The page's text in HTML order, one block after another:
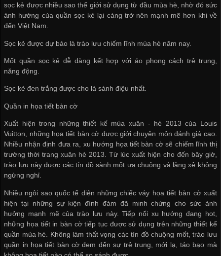
sọc kẻ được nhiều sao thế giới sử dụng từ đầu mùa hè, nhờ đó sức
ảnh hưởng của quần sọc kẻ lại càng trở nên mạnh mẽ hơn khi về
đến Việt Nam.
Sọc kẻ được dự báo là trào lưu chiếm lĩnh mùa hè năm nay.
Mốt quần sọc kẻ dễ dàng kết hợp với áo phong cách trẻ trung,
năng động.
Sọc kẻ đen trắng được cho là sành điệu nhất.
Quần in họa tiết bàn cờ
Xuất hiện trong những thiết kế mùa xuân - hè 2013 của Louis
Vuitton, những họa tiết bàn cờ được giới chuyên môn đánh giá cao.
Nhiều nhận định đưa ra, xu hướng họa tiết bàn cờ sẽ chiếm lĩnh thị
trường thời trang xuân hè 2013. Từ lúc xuất hiện cho đến bây giờ,
trào lưu này được các tín đồ sành mốt ưa chuộng và lăng xê không
ngừng nghỉ.
Nhiều ngôi sao quốc tế diện những chiếc váy họa tiết bàn cờ xuất
hiện tại những sự kiện đình đám đã minh chứng cho sức ảnh
hưởng mạnh mẽ của trào lưu này. Tiếp nối xu hướng đang hot,
những họa tiết in bàn cờ tiếp tục được sử dụng trên những thiết kế
quần mùa hè. Không làm thất vọng các tín đồ chuộng mốt, trào lưu
quần in họa tiết bàn cờ đem đến sự trẻ trung, mới lạ, táo bạo mà